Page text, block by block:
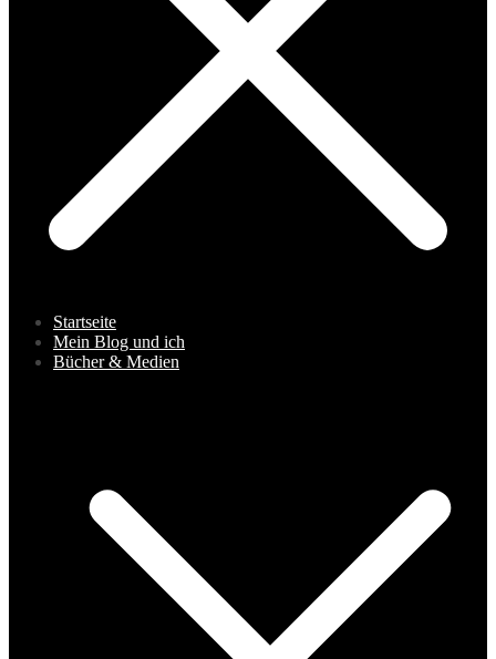
Startseite
Mein Blog und ich
Bücher & Medien